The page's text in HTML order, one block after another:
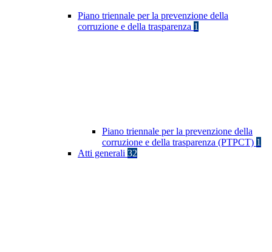
Piano triennale per la prevenzione della
corruzione e della trasparenza 1
Piano triennale per la prevenzione della
corruzione e della trasparenza (PTPCT) 1
Atti generali 32